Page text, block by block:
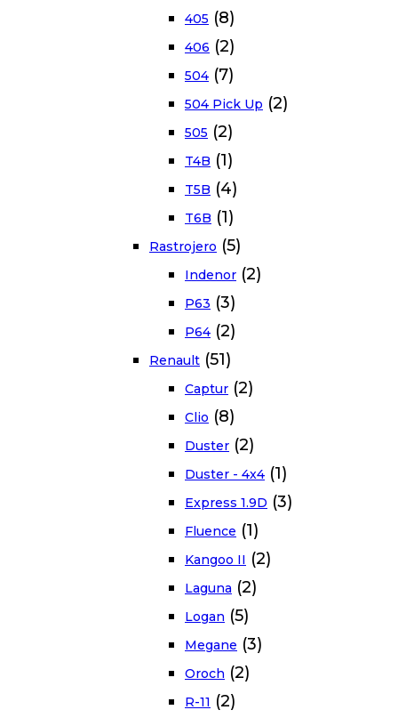
405 (8)
406 (2)
504 (7)
504 Pick Up (2)
505 (2)
T4B (1)
T5B (4)
T6B (1)
Rastrojero (5)
Indenor (2)
P63 (3)
P64 (2)
Renault (51)
Captur (2)
Clio (8)
Duster (2)
Duster - 4x4 (1)
Express 1.9D (3)
Fluence (1)
Kangoo II (2)
Laguna (2)
Logan (5)
Megane (3)
Oroch (2)
R-11 (2)